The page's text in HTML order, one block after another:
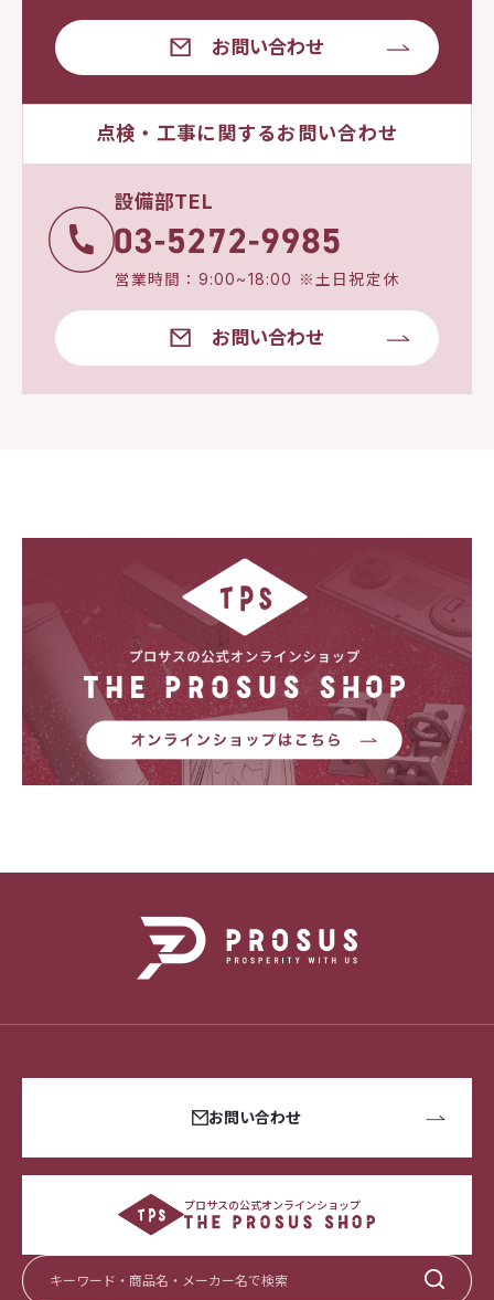
お問い合わせ
点検・工事に関するお問い合わせ
設備部TEL
営業時間：9:00~18:00 ※土日祝定休
お問い合わせ
お問い合わせ
プロサスの公式オンラインショップ